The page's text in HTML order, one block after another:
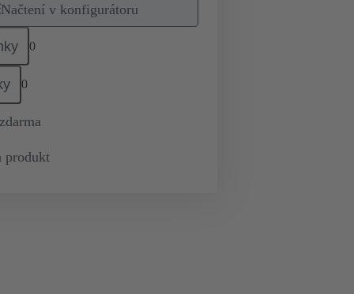
Načtení v konfigurátoru
0
0
produkt